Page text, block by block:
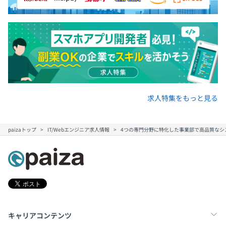
求人特集をもっと見る
paizaトップ IT/Webエンジニア求人情報 4つの専門分野に特化した事業部で高品質な
キャリアコンテンツ